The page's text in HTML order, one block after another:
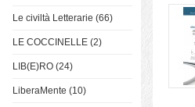
Le civiltà Letterarie (66)
LE COCCINELLE (2)
LIB(E)RO (24)
LiberaMente (10)